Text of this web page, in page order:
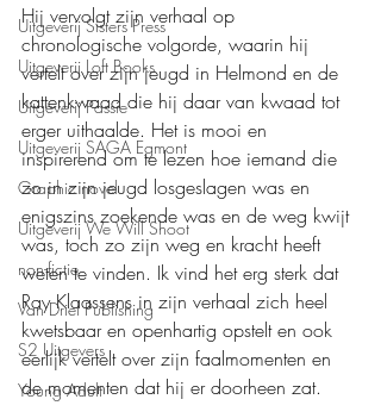
Uitgeverij Sisters Press
Uitgeverij Loft Books
Uitgeverij Passie
Uitgeverij SAGA Egmont
Graphic novel
Uitgeverij We Will Shoot
non-fictie
Van Driel Publishing
S2 Uitgevers
Young Adult
Hij vervolgt zijn verhaal op
chronologische volgorde, waarin hij
vertelt over zijn jeugd in Helmond en de
kattenkwaad die hij daar van kwaad tot
erger uithaalde. Het is mooi en
inspirerend om te lezen hoe iemand die
zo in zijn jeugd losgeslagen was en
enigszins zoekende was en de weg kwijt
was, toch zo zijn weg en kracht heeft
weten te vinden. Ik vind het erg sterk dat
Ray Klaassens in zijn verhaal zich heel
kwetsbaar en openhartig opstelt en ook
eerlijk vertelt over zijn faalmomenten en
de momenten dat hij er doorheen zat.